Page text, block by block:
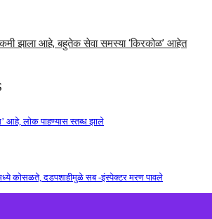
झाला आहे, बहुतेक सेवा समस्या ‘किरकोळ’ आहेत
आहे, लोक पाहण्यास स्तब्ध झाले
कोसळते, दडपशाहीमुळे सब -इंस्पेक्टर मरण पावले